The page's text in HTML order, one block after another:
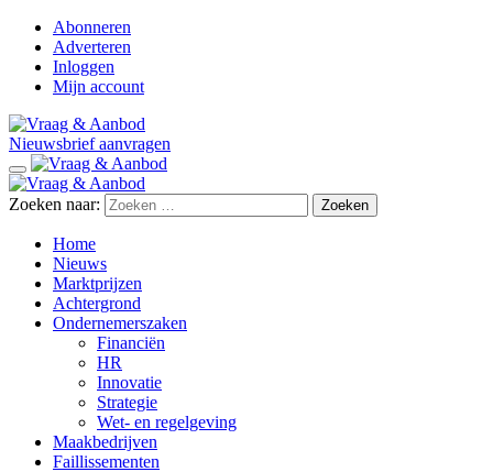
Abonneren
Adverteren
Inloggen
Mijn account
Nieuwsbrief aanvragen
Zoeken naar:
Home
Nieuws
Marktprijzen
Achtergrond
Ondernemerszaken
Financiën
HR
Innovatie
Strategie
Wet- en regelgeving
Maakbedrijven
Faillissementen